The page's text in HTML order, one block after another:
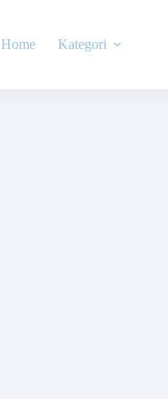
Home Kategori